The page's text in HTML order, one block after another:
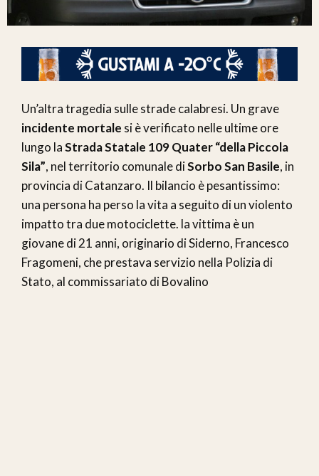
Un’altra tragedia sulle strade calabresi. Un grave
incidente mortale si è verificato nelle ultime ore
lungo laStrada Statale 109 Quater “della Piccola
Sila”, nel territorio comunale diSorbo San Basile, in
provincia di Catanzaro. Il bilancio è pesantissimo:
una persona ha perso la vita a seguito di un violento
impatto tra due motociclette. la vittima è un
giovane di 21 anni, originario di Siderno, Francesco
Fragomeni, che prestava servizio nella Polizia di
Stato, al commissariato di Bovalino